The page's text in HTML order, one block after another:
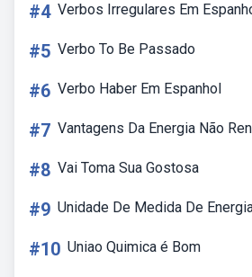
#4 Verbos Irregulares Em
#5 Verbo To Be Passado
#6 Verbo Haber Em Espanhol
#7 Vantagens Da Energia Não
#8 Vai Toma Sua Gostosa
#9 Unidade De Medida De
#10 Uniao Quimica é Bom